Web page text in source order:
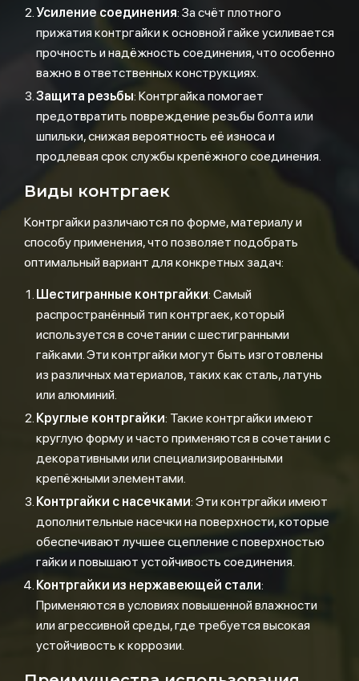
Усиление соединения: За счёт плотного
прижатия контргайки к основной гайке усиливается
прочность и надёжность соединения, что особенно
важно в ответственных конструкциях.
Защита резьбы: Контргайка помогает
предотвратить повреждение резьбы болта или
шпильки, снижая вероятность её износа и
продлевая срок службы крепёжного соединения.
Виды контргаек
Контргайки различаются по форме, материалу и
способу применения, что позволяет подобрать
оптимальный вариант для конкретных задач:
Шестигранные контргайки: Самый
распространённый тип контргаек, который
используется в сочетании с шестигранными
гайками. Эти контргайки могут быть изготовлены
из различных материалов, таких как сталь, латунь
или алюминий.
Круглые контргайки: Такие контргайки имеют
круглую форму и часто применяются в сочетании с
декоративными или специализированными
крепёжными элементами.
Контргайки с насечками: Эти контргайки имеют
дополнительные насечки на поверхности, которые
обеспечивают лучшее сцепление с поверхностью
гайки и повышают устойчивость соединения.
Контргайки из нержавеющей стали:
Применяются в условиях повышенной влажности
или агрессивной среды, где требуется высокая
устойчивость к коррозии.